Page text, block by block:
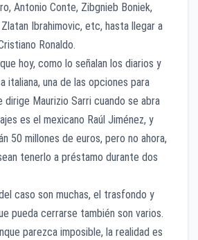
Antonio Conte, Zibgnieb Boniek,
Zlatan Ibrahimovic, etc, hasta llegar a
Ronaldo.
hoy, como lo señalan los diarios y
italiana, una de las opciones para
dirige Maurizio Sarri cuando se abra
es el mexicano Raúl Jiménez, y
50 millones de euros, pero no ahora,
tenerlo a préstamo durante dos
caso son muchas, el trasfondo y
pueda cerrarse también son varios.
parezca imposible, la realidad es